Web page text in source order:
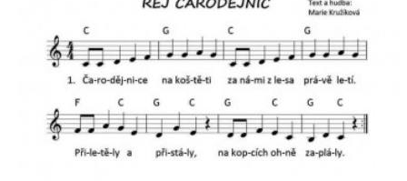
SVATÝ VÁCLAV
20.10. DEN STROMŮ